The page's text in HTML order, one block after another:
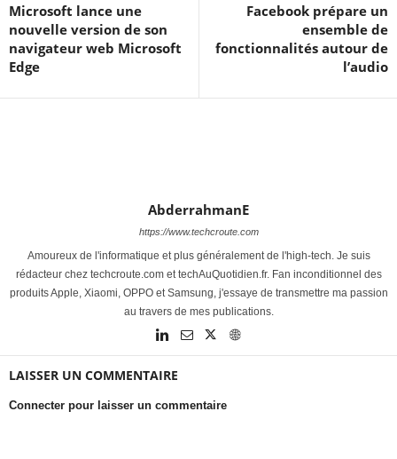
Microsoft lance une
nouvelle version de son
navigateur web Microsoft
Edge
Facebook prépare un
ensemble de
fonctionnalités autour de
l’audio
AbderrahmanE
https://www.techcroute.com
Amoureux de l'informatique et plus généralement de l'high-tech. Je suis
rédacteur chez techcroute.com et techAuQuotidien.fr. Fan inconditionnel des
produits Apple, Xiaomi, OPPO et Samsung, j'essaye de transmettre ma passion
au travers de mes publications.
LAISSER UN COMMENTAIRE
Connecter pour laisser un commentaire